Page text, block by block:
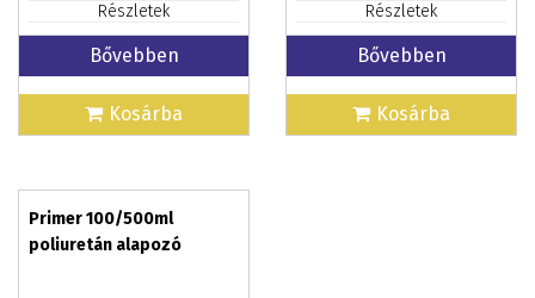
Részletek
Bővebben
Kosárba
Részletek
Bővebben
Kosárba
Primer 100/500ml
poliuretán alapozó